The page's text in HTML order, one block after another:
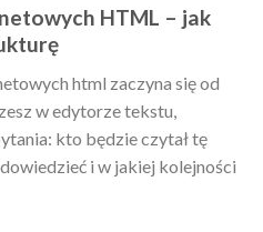
HTML – jak
html zaczyna się od
w edytorze tekstu,
kto będzie czytał tę
i w jakiej kolejności